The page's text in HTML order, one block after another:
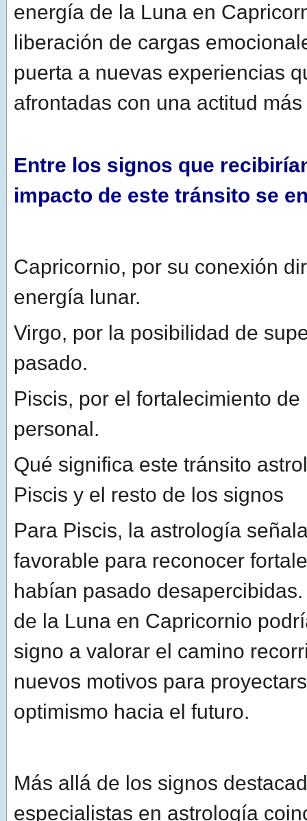
energía de la Luna en
liberación de cargas
puerta a nuevas experiencias
afrontadas con una actitud
Entre los signos que
impacto de este tránsito se
Capricornio, por su conexión
energía lunar.
Virgo, por la posibilidad de
pasado.
Piscis, por el fortalecimiento
personal.
Qué significa este tránsito
Piscis y el resto de los signos
Para Piscis, la astrología
favorable para reconocer
habían pasado
de la Luna en Capricornio
signo a valorar el camino
nuevos motivos para
optimismo hacia el futuro.
Más allá de los signos
especialistas en astrología